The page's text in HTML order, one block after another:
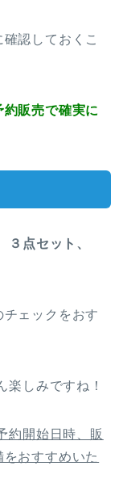
認しておくこ
販売で確実に
点セット、
ェックをおす
楽しみですね！
約開始日時、販
おすすめいた